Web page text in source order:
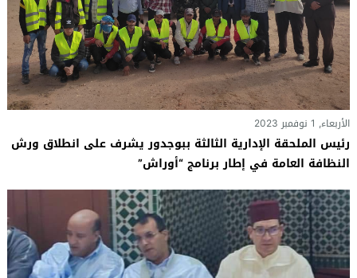
الأربعاء, 1 نوفمبر 2023
رئيس الملحقة الإدارية الثالثة ببوجدور يشرف على انطلاق ورش
النظافة العامة في إطار برنامج “أوراش”